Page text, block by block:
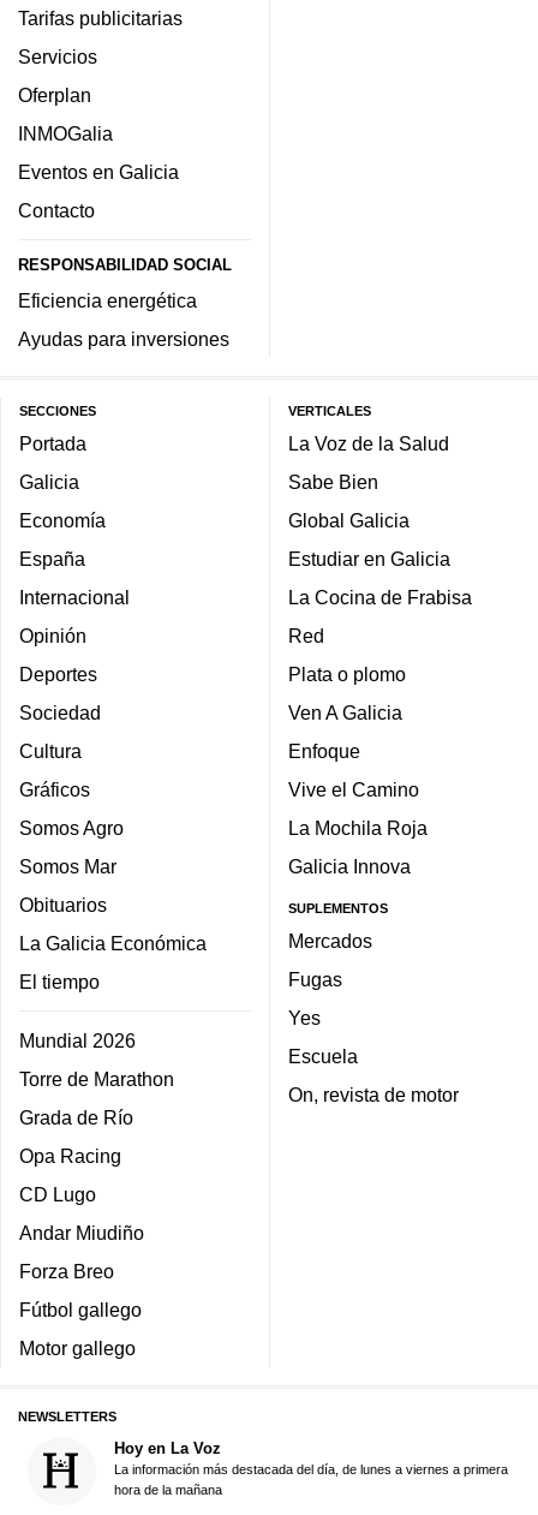
Tarifas publicitarias
Servicios
Oferplan
INMOGalia
Eventos en Galicia
Contacto
RESPONSABILIDAD SOCIAL
Eficiencia energética
Ayudas para inversiones
SECCIONES
Portada
Galicia
Economía
España
Internacional
Opinión
Deportes
Sociedad
Cultura
Gráficos
Somos Agro
Somos Mar
Obituarios
La Galicia Económica
El tiempo
Mundial 2026
Torre de Marathon
Grada de Río
Opa Racing
CD Lugo
Andar Miudiño
Forza Breo
Fútbol gallego
Motor gallego
VERTICALES
La Voz de la Salud
Sabe Bien
Global Galicia
Estudiar en Galicia
La Cocina de Frabisa
Red
Plata o plomo
Ven A Galicia
Enfoque
Vive el Camino
La Mochila Roja
Galicia Innova
SUPLEMENTOS
Mercados
Fugas
Yes
Escuela
On, revista de motor
NEWSLETTERS
Hoy en La Voz
La información más destacada del día, de lunes a viernes a primera
hora de la mañana